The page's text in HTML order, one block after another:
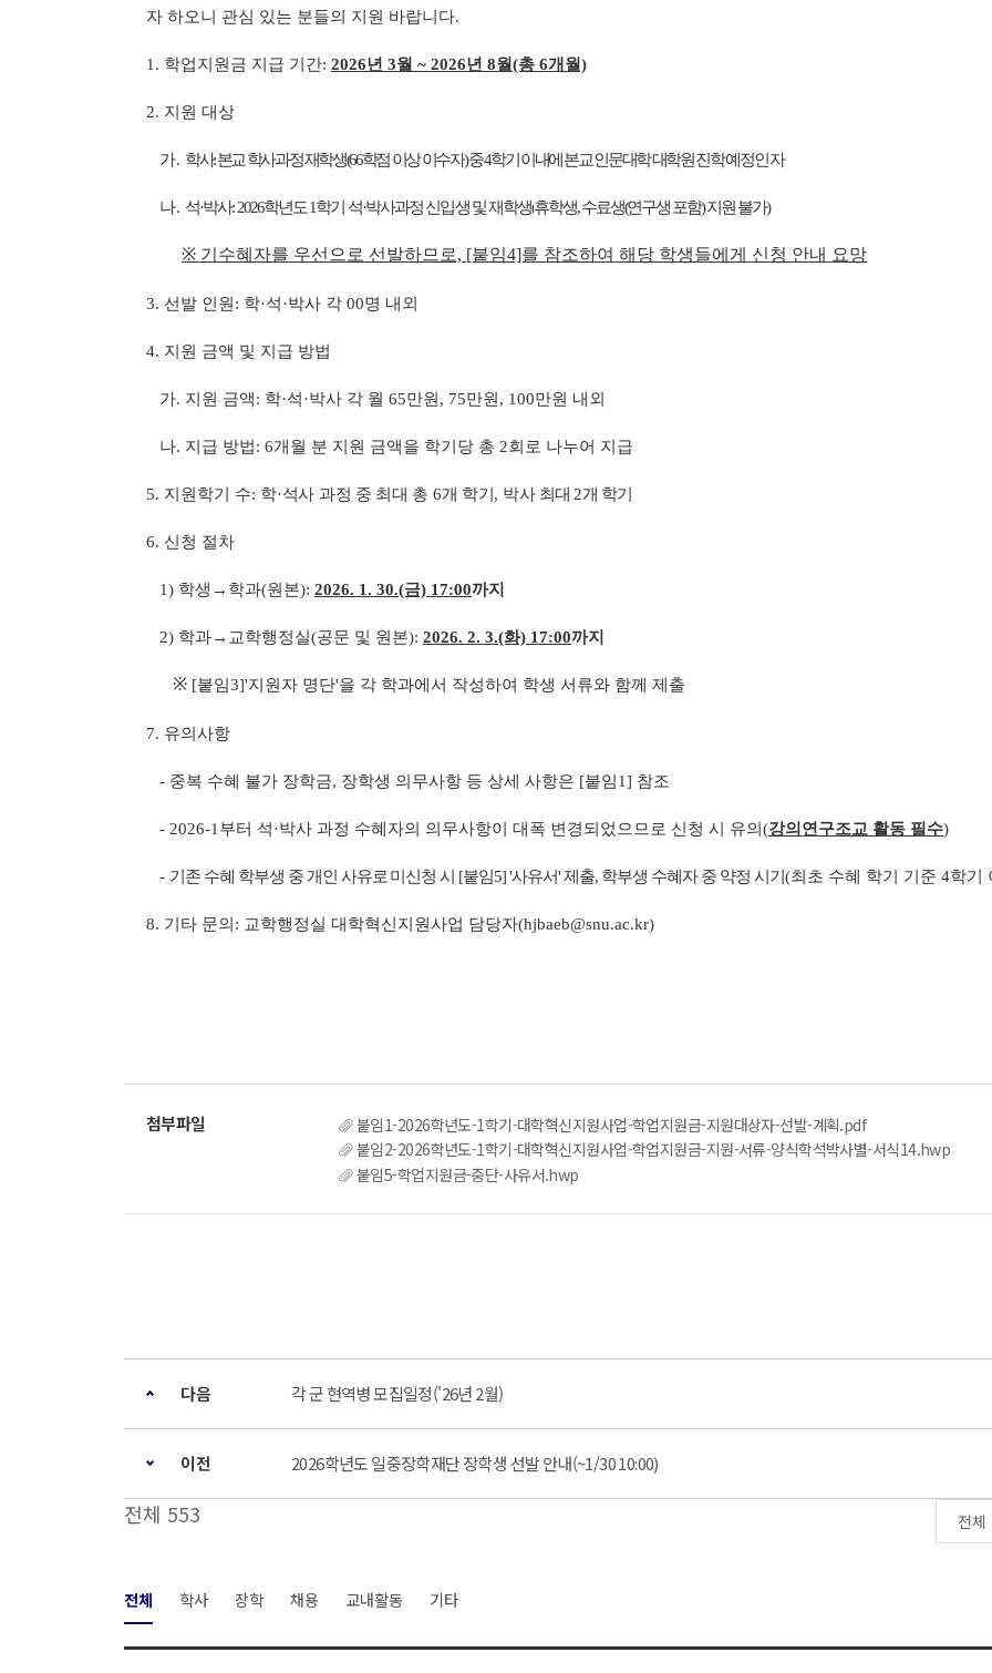
자 하오니 관심 있는 분들의 지원 바랍니다.
1. 학업지원금 지급 기간: 2026년 3월 ~ 2026년 8월(총 6개월)
2. 지원 대상
가. 학사: 본교 학사과정 재학생(66학점 이상 이수자) 중 4학기 이내에 본교 인문대학 대학원 진학 예정인 자
나. 석·박사: 2026학년도 1학기 석·박사과정 신입생 및 재학생(휴학생, 수료생(연구생 포함) 지원 불가)
※ 기수혜자를 우선으로 선발하므로, [붙임4]를 참조하여 해당 학생들에게 신청 안내 요망
3. 선발 인원: 학·석·박사 각 00명 내외
4. 지원 금액 및 지급 방법
가. 지원 금액: 학·석·박사 각 월 65만원, 75만원, 100만원 내외
나. 지급 방법: 6개월 분 지원 금액을 학기당 총 2회로 나누어 지급
5. 지원학기 수: 학·석사 과정 중 최대 총 6개 학기, 박사최대 2개 학기
6. 신청 절차
1) 학생→학과(원본): 2026. 1. 30.(금) 17:00까지
2) 학과→교학행정실(공문 및 원본): 2026. 2. 3.(화) 17:00까지
※ [붙임3]'지원자 명단'을 각 학과에서 작성하여 학생 서류와 함께 제출
7. 유의사항
- 중복 수혜 불가 장학금, 장학생 의무사항 등 상세 사항은 [붙임1] 참조
- 2026-1부터 석·박사 과정 수혜자의 의무사항이 대폭 변경되었으므로 신청 시 유의(강의연구조교 활동 필수)
- 기존 수혜 학부생 중 개인 사유로 미신청 시 [붙임5] '사유서' 제출, 학부생 수혜자 중 약정 시기 (최초 수혜 학기 기준 4학기
8. 기타 문의: 교학행정실 대학혁신지원사업 담당자(hjbaeb@snu.ac.kr)
붙임1-2026학년도-1학기-대학혁신지원사업-학업지원금-지원대상자-선발-계획.pdf
붙임2-2026학년도-1학기-대학혁신지원사업-학업지원금-지원-서류-양식학석박사별-서식14.hwp
붙임5-학업지원금-중단-사유서.hwp
다음 각 군 현역병 모집일정('26년 2월)
이전 2026학년도 일중장학재단 장학생 선발 안내(~1/30 10:00)
전체 553
전체 학사 장학 채용 교내활동 기타